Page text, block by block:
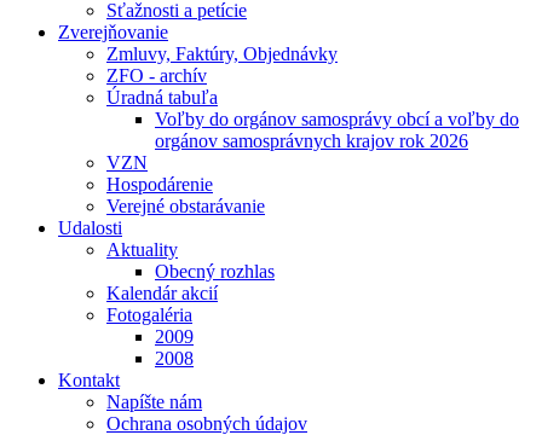
Sťažnosti a petície
Zverejňovanie
Zmluvy, Faktúry, Objednávky
ZFO - archív
Úradná tabuľa
Voľby do orgánov samosprávy obcí a voľby do
orgánov samosprávnych krajov rok 2026
VZN
Hospodárenie
Verejné obstarávanie
Udalosti
Aktuality
Obecný rozhlas
Kalendár akcií
Fotogaléria
2009
2008
Kontakt
Napíšte nám
Ochrana osobných údajov